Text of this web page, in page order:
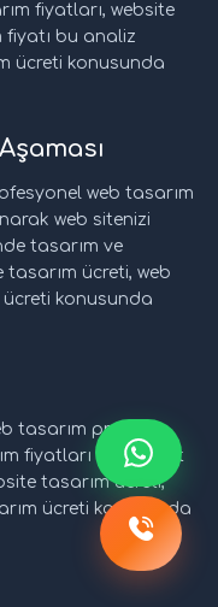
fiyatları, website
fiyatı bu analiz
ücreti konusunda
web tasarım
web sitenizi
tasarım ve
tasarım ücreti, web
ücreti konusunda
tasarım projesini
fiyatları içinde test
tasarım ücreti,
ücreti konusunda